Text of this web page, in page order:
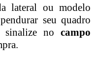
lateral ou modelo
seu quadro
no campo